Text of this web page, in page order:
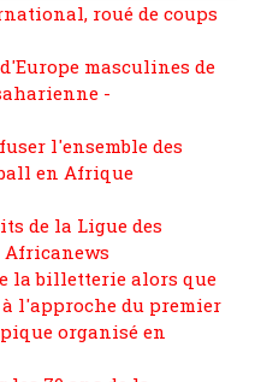
roué de coups
masculines de
-
l'ensemble des
en Afrique
de la Ligue des
la billetterie alors que
l'approche du premier
organisé en